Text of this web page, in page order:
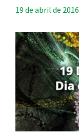
19 de abril de 2016